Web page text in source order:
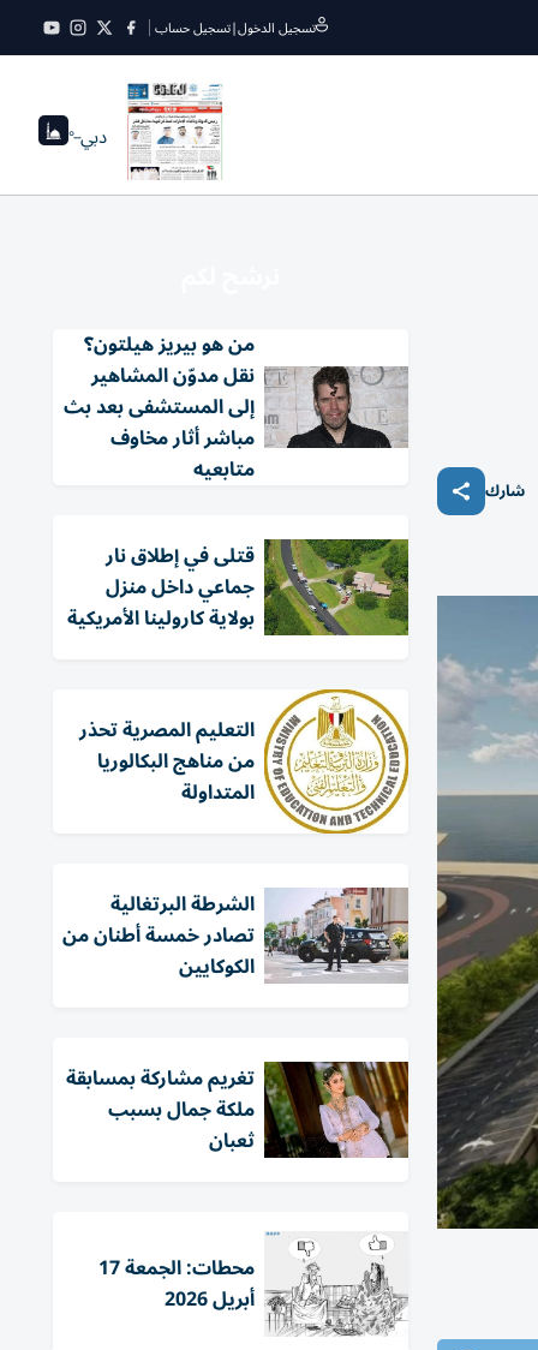
تسجيل الدخول|تسجيل حساب
دبي--°
شارك
من هو بيريز هيلتون؟
نقل مدوّن المشاهير
إلى المستشفى بعد بث
مباشر أثار مخاوف
متابعيه
قتلى في إطلاق نار
جماعي داخل منزل
بولاية كارولينا الأمريكية
التعليم المصرية تحذر
من مناهج البكالوريا
المتداولة
الشرطة البرتغالية
تصادر خمسة أطنان من
الكوكايين
تغريم مشاركة بمسابقة
ملكة جمال بسبب
ثعبان
محطات: الجمعة 17
أبريل 2026